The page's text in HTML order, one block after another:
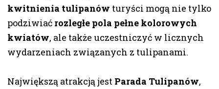
kwitnienia tulipanów turyści mogą nie tylko
podziwiać rozległe pola pełne kolorowych
kwiatów, ale także uczestniczyć w licznych
wydarzeniach związanych z tulipanami.
Największą atrakcją jest Parada Tulipanów,